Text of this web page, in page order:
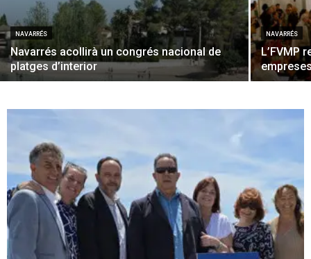
NAVARRÉS
Navarrés acollirà un congrés nacional de
platges d’interior
NAVARRÉS
L’FVMP